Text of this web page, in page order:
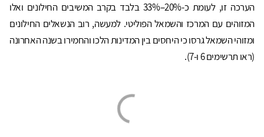
הערכה זו, לעומת כ-20%–33% בלבד בקרב המשיבים החילונים ואלו
המזוהים עם המרכז והשמאל הפוליטי. למעשה, רוב הנשאלים החילונים
ומזוהי השמאל גרסו כי היחסים בין המדינות הלכו והחמירו בשנה האחרונה
(ראו תרשימים 6 ו-7).